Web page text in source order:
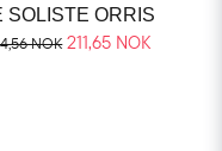
SOLISTE ORRIS
NOK 211,65 NOK